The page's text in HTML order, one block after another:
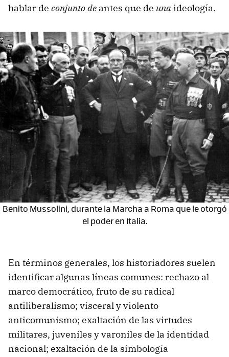
hablar de conjunto de antes que de una ideología.
Benito Mussolini, durante la Marcha a Roma que le otorgó
el poder en Italia.
En términos generales, los historiadores suelen
identificar algunas líneas comunes: rechazo al
marco democrático, fruto de su radical
antiliberalismo; visceral y violento
anticomunismo; exaltación de las virtudes
militares, juveniles y varoniles de la identidad
nacional; exaltación de la simbología